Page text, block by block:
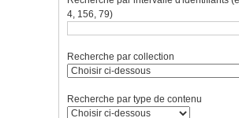
4, 156, 79)
Recherche par collection
Recherche par type de contenu